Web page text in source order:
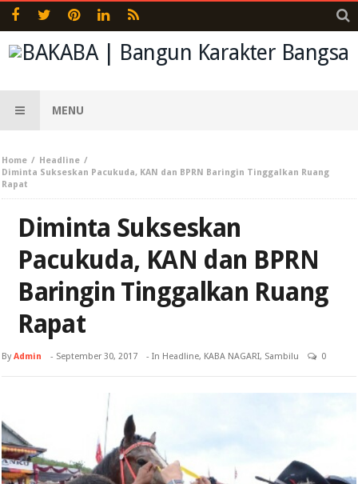
MENU
Home
Headline
Diminta Sukseskan Pacukuda, KAN dan BPRN Baringin Tinggalkan Ruang
Rapat
Diminta Sukseskan
Pacukuda, KAN dan BPRN
Baringin Tinggalkan Ruang
Rapat
ByAdmin - September 30, 2017 - In Headline, KABA NAGARI, Sambilu 0